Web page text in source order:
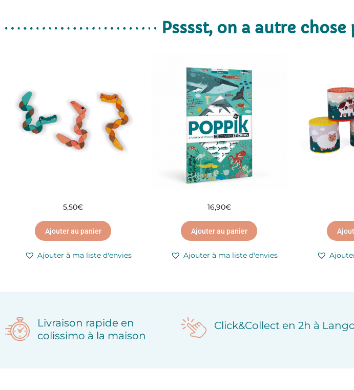
Psssst, on a autre
5,50€
Ajouter au panier
Ajouter à ma liste d'envies
16,90€
Ajouter au panier
Ajouter à ma liste d'envies
Livraison rapide en
colissimo à la maison
Click&Collect en 2h à